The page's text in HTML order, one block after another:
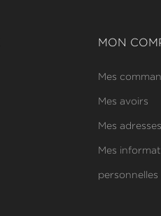
MON
Mes
Mes avoirs
Mes adresses
Mes
personnelles